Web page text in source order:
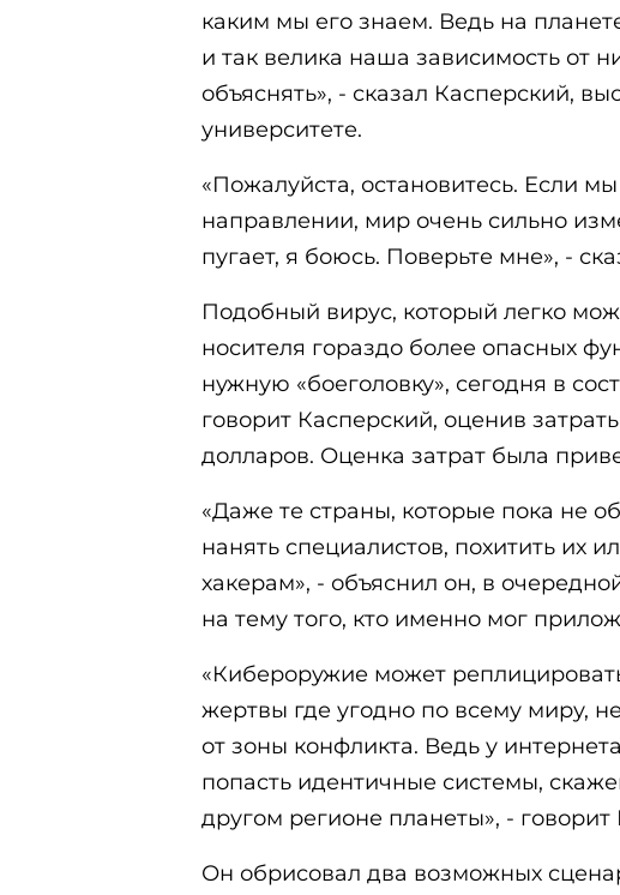
каким мы его знаем. Ведь на
и так велика наша зависимость от
объяснять», - сказал Касперский,
университете.
«Пожалуйста, остановитесь. Если
направлении, мир очень сильно
пугает, я боюсь. Поверьте мне», -
Подобный вирус, который легко
носителя гораздо более опасных
нужную «боеголовку», сегодня в
говорит Касперский, оценив
долларов. Оценка затрат была
«Даже те страны, которые пока не
нанять специалистов, похитить их
хакерам», - объяснил он, в
на тему того, кто именно мог
«Кибероружие может
жертвы где угодно по всему миру,
от зоны конфликта. Ведь у
попасть идентичные системы,
другом регионе планеты», - говорит
Он обрисовал два возможных